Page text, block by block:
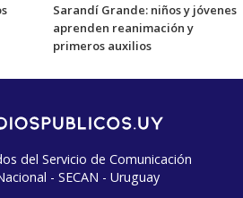
Sarandí Grande: niños y jóvenes
aprenden reanimación y
primeros auxilios
del Servicio de Comunicación
- SECAN - Uruguay